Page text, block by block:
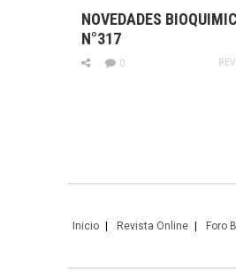
NOVEDADES
N°317
0
Inicio Revista Online Foro